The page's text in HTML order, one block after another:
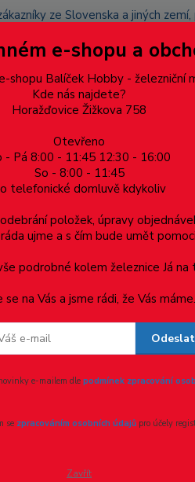
ze Slovenska a jiných
bude po domluvě zaslána
a rušeny následující
upomínkové předměty
e-shopu a
shopu Balíček Hobby - železniční
Kde nás najdete?
Horažďovice Žižkova 758
Otevřeno
- Pá 8:00 - 11:45 12:30 - 16:00
So - 8:00 - 11:45
telefonické domluvě kdykoliv
položek, úpravy
ujme a s čím bude umět
podrobné kolem železnice Já
se na Vás a jsme rádi, že Vás máme.
Odeslat
e-mailem dlepodmínek zpracování
se zpracováním osobních údajůpro účely
Zavřít